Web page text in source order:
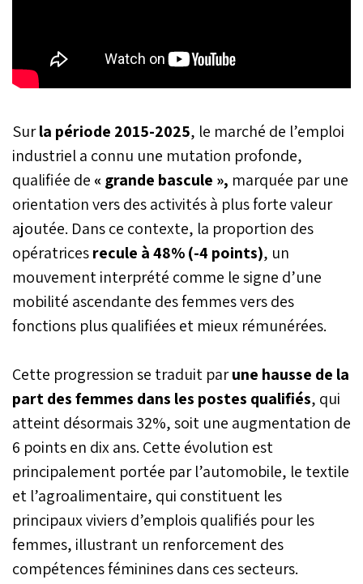
Surla période 2015-2025, le marché de l’emploi
industriel a connu une mutation profonde,
qualifiée de « grande bascule », marquée par une
orientation vers des activités à plus forte valeur
ajoutée. Dans ce contexte, la proportion des
opératricesrecule à 48% (-4 points), un
mouvement interprété comme le signe d’une
mobilité ascendante des femmes vers des
fonctions plus qualifiées et mieux rémunérées.
Cette progression se traduit parune hausse de la
part des femmes dans les postes qualifiés, qui
atteint désormais 32%, soit une augmentation de
6 points en dix ans. Cette évolution est
principalement portée par l’automobile, le textile
et l’agroalimentaire, qui constituent les
principaux viviers d’emplois qualifiés pour les
femmes, illustrant un renforcement des
compétences féminines dans ces secteurs.